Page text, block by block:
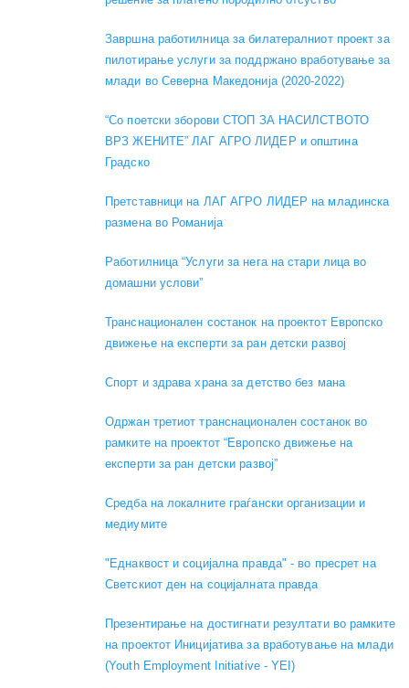
Завршна работилница за билатералниот проект за
пилотирање услуги за поддржано вработување за
млади во Северна Македонија (2020-2022)
“Со поетски зборови СТОП ЗА НАСИЛСТВОТО
ВРЗ ЖЕНИТЕ” ЛАГ АГРО ЛИДЕР и општина
Градско
Претставници на ЛАГ АГРО ЛИДЕР на младинска
размена во Романија
Работилница “Услуги за нега на стари лица во
домашни услови”
Транснационален состанок на проектот Европско
движење на експерти за ран детски развој
Спорт и здрава храна за детство без мана
Одржан третиот транснационален состанок во
рамките на проектот “Европско движење на
експерти за ран детски развој”
Средба на локалните граѓански организации и
медиумите
"Еднаквост и социјална правда" - во пресрет на
Светскиот ден на социјалната правда
Презентирање на достигнати резултати во рамките
на проектот Иницијатива за вработување на млади
(Youth Employment Initiative - YEI)